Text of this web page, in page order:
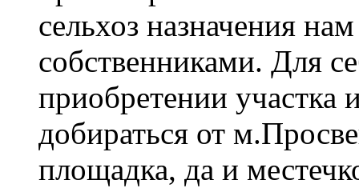
сельхоз назначения
собственниками. Для
приобретении участка
добираться от
площадка, да и